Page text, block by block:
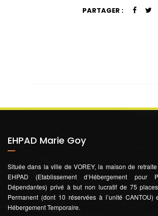
PARTAGER :
EHPAD Marie Goy
Située dans la ville de VOREY, la maison de
EHPAD (Etablissement d‘Hébergement pour
Dépendantes) privé à but non lucratif de 75
Permanent (dont 10 réservées à l’unité
Hébergement Temporaire.